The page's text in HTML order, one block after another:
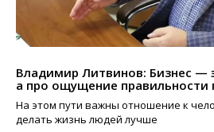
Владимир Литвинов: Бизнес —
а про ощущение правильности
На этом пути важны отношение к
делать жизнь людей лучше